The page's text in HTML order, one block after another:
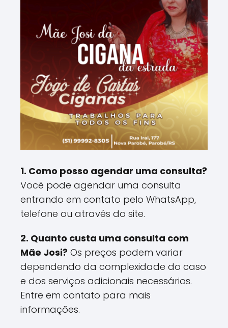
1. Como posso agendar uma consulta?
Você pode agendar uma consulta
entrando em contato pelo WhatsApp,
telefone ou através do site.
2. Quanto custa uma consulta com
Mãe Josi? Os preços podem variar
dependendo da complexidade do caso
e dos serviços adicionais necessários.
Entre em contato para mais
informações.